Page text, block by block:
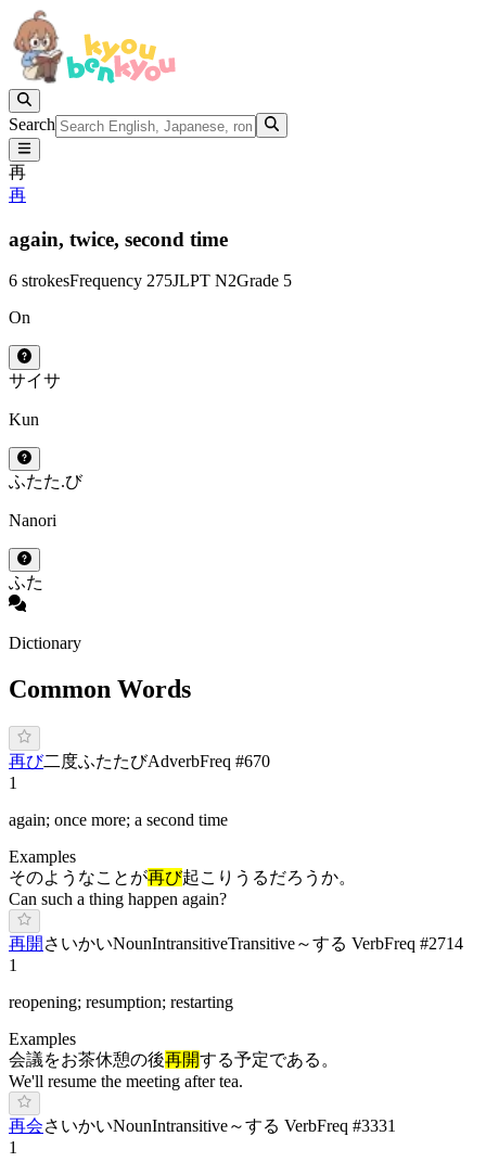
Search
再
再
again, twice, second time
6 strokesFrequency 275JLPT N2Grade 5
On
サイサ
Kun
ふたた.び
Nanori
ふた
Dictionary
Common Words
再び二度ふたたびAdverbFreq #670
1
again; once more; a second time
Examples
そのようなことが再び起こりうるだろうか。
Can such a thing happen again?
再開 さ いかいNounIntransitiveTransitive～する VerbFreq #2714
1
reopening; resumption; restarting
Examples
会議をお茶休憩の後再開する予定である。
We'll resume the meeting after tea.
再会さ いかいNounIntransitive～する VerbFreq #3331
1